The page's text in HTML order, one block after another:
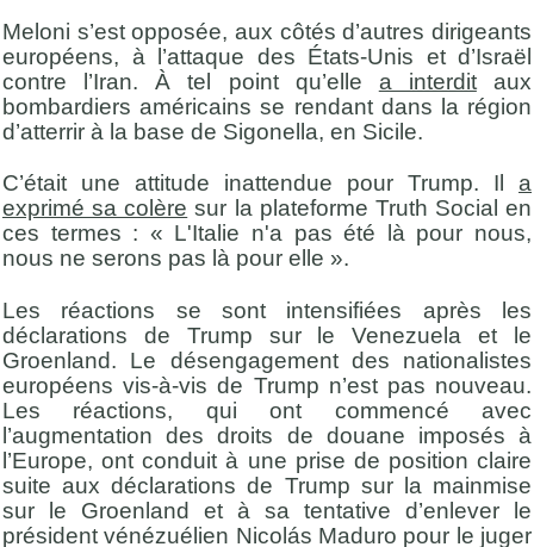
Meloni s’est opposée, aux côtés d’autres dirigeants
européens, à l’attaque des États-Unis et d’Israël
contre l’Iran. À tel point qu’elle a interditaux
bombardiers américains se rendant dans la région
d’atterrir à la base de Sigonella, en Sicile.
C’était une attitude inattendue pour Trump. Il a
exprimé sa colère sur la plateforme Truth Social en
ces termes : « L'Italie n'a pas été là pour nous,
nous ne serons pas là pour elle ».
Les réactions se sont intensifiées après les
déclarations de Trump sur le Venezuela et le
Groenland. Le désengagement des nationalistes
européens vis-à-vis de Trump n’est pas nouveau.
Les réactions, qui ont commencé avec
l’augmentation des droits de douane imposés à
l’Europe, ont conduit à une prise de position claire
suite aux déclarations de Trump sur la mainmise
sur le Groenland et à sa tentative d’enlever le
président vénézuélien Nicolás Maduro pour le juger